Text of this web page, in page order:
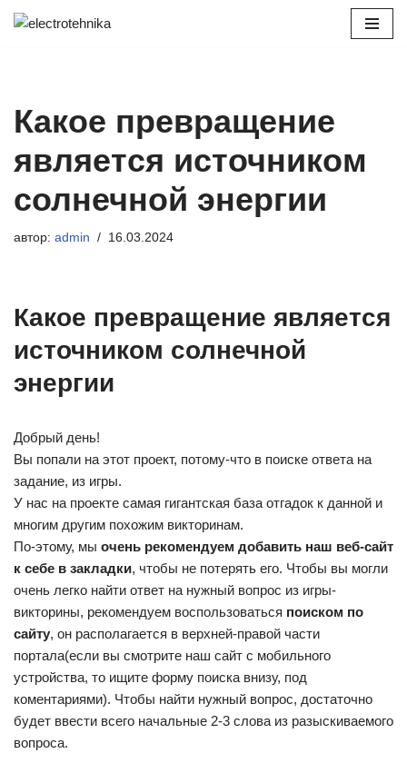
Какое превращение
является источником
солнечной энергии
автор: admin 16.03.2024
Какое превращение является
источником солнечной
энергии
Добрый день!
Вы попали на этот проект, потому-что в поиске ответа на
задание, из игры.
У нас на проекте самая гигантская база отгадок к данной и
многим другим похожим викторинам.
По-этому, мы очень рекомендуем добавить наш веб-сайт
к себе в закладки, чтобы не потерять его. Чтобы вы могли
очень легко найти ответ на нужный вопрос из игры-
викторины, рекомендуем воспользоваться поиском по
сайту, он располагается в верхней-правой части
портала(если вы смотрите наш сайт с мобильного
устройства, то ищите форму поиска внизу, под
коментариями). Чтобы найти нужный вопрос, достаточно
будет ввести всего начальные 2-3 слова из разыскиваемого
вопроса.